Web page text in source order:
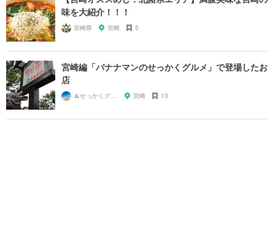
味を大紹介！！！
宮崎県 宮崎 5
宮崎編「バナナマンのせっかくグルメ」で登場したお
店
宮崎 13